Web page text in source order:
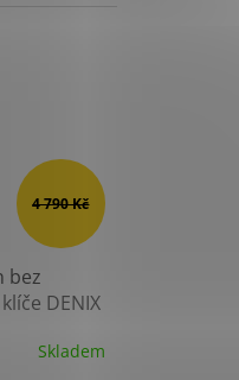
4 790 Kč
bez
DENIX
Skladem